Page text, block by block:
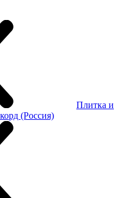
Плитка и
(Россия)